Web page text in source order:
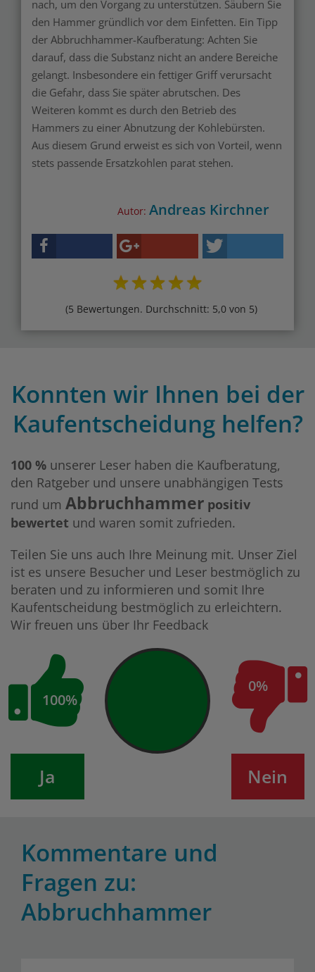
nach, um den Vorgang zu unterstützen. Säubern Sie
den Hammer gründlich vor dem Einfetten. Ein Tipp
der Abbruchhammer-Kaufberatung: Achten Sie
darauf, dass die Substanz nicht an andere Bereiche
gelangt. Insbesondere ein fettiger Griff verursacht
die Gefahr, dass Sie später abrutschen. Des
Weiteren kommt es durch den Betrieb des
Hammers zu einer Abnutzung der Kohlebürsten.
Aus diesem Grund erweist es sich von Vorteil, wenn
stets passende Ersatzkohlen parat stehen.
Autor: Andreas Kirchner
(5 Bewertungen. Durchschnitt: 5,0 von 5)
Konnten wir Ihnen bei der
Kaufentscheidung helfen?
100 % unserer Leser haben die Kaufberatung,
den Ratgeber und unsere unabhängigen Tests
rund um Abbruchhammer positiv
bewertet und waren somit zufrieden.
Teilen Sie uns auch Ihre Meinung mit. Unser Ziel
ist es unsere Besucher und Leser bestmöglich zu
beraten und zu informieren und somit Ihre
Kaufentscheidung bestmöglich zu erleichtern.
Wir freuen uns über Ihr Feedback
100%
0%
Ja Nein
Kommentare und
Fragen zu:
Abbruchhammer